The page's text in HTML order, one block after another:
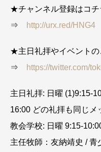
★チャンネル登録はコチ
⇒
http://urx.red/HNG4
★主日礼拝やイベントの
⇒
https://twitter.com/
主日礼拝: 日曜 (1)9:15-
16:00 どの礼拝も同じメ
教会学校: 日曜 9:15-
主任牧師：友納靖史 /青